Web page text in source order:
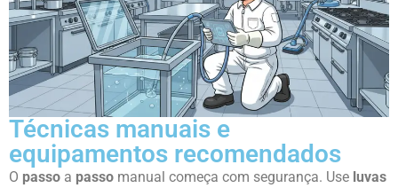
Técnicas manuais e
equipamentos recomendados
O passo a passo manual começa com segurança. Use luvas